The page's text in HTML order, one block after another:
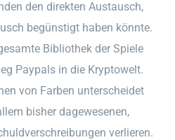
den direkten Austausch,
begünstigt haben könnte.
Bibliothek der Spiele
Paypals in die Kryptowelt.
von Farben unterscheidet
bisher dagewesenen,
verlieren.